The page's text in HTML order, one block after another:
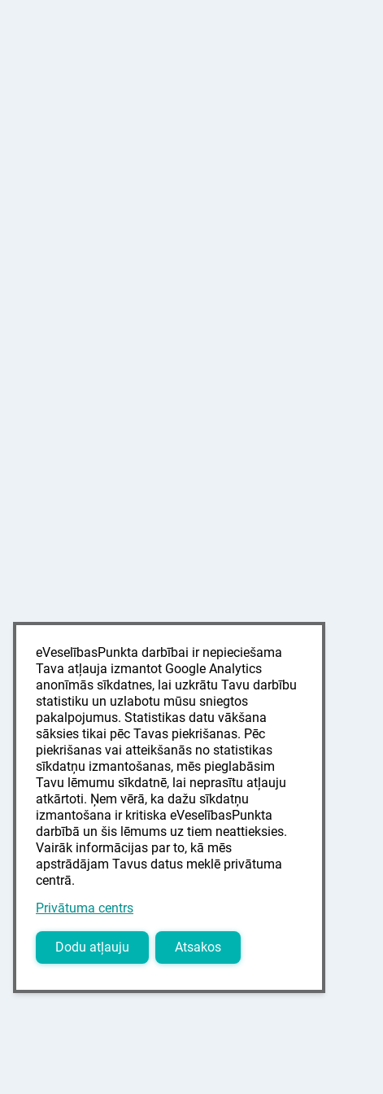
eVeselībasPunkta darbībai ir nepieciešama
Tava atļauja izmantot Google Analytics
anonīmās sīkdatnes, lai uzkrātu Tavu darbību
statistiku un uzlabotu mūsu sniegtos
pakalpojumus. Statistikas datu vākšana
sāksies tikai pēc Tavas piekrišanas. Pēc
piekrišanas vai atteikšanās no statistikas
sīkdatņu izmantošanas, mēs pieglabāsim
Tavu lēmumu sīkdatnē, lai neprasītu atļauju
atkārtoti. Ņem vērā, ka dažu sīkdatņu
izmantošana ir kritiska eVeselībasPunkta
darbībā un šis lēmums uz tiem neattieksies.
Vairāk informācijas par to, kā mēs
apstrādājam Tavus datus meklē privātuma
centrā.
Privātuma centrs
Dodu atļauju Atsakos